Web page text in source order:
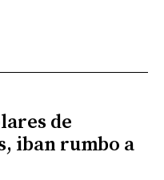
de
iban rumbo a